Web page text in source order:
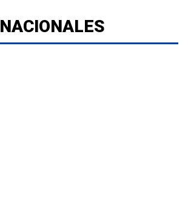
NACIONALES